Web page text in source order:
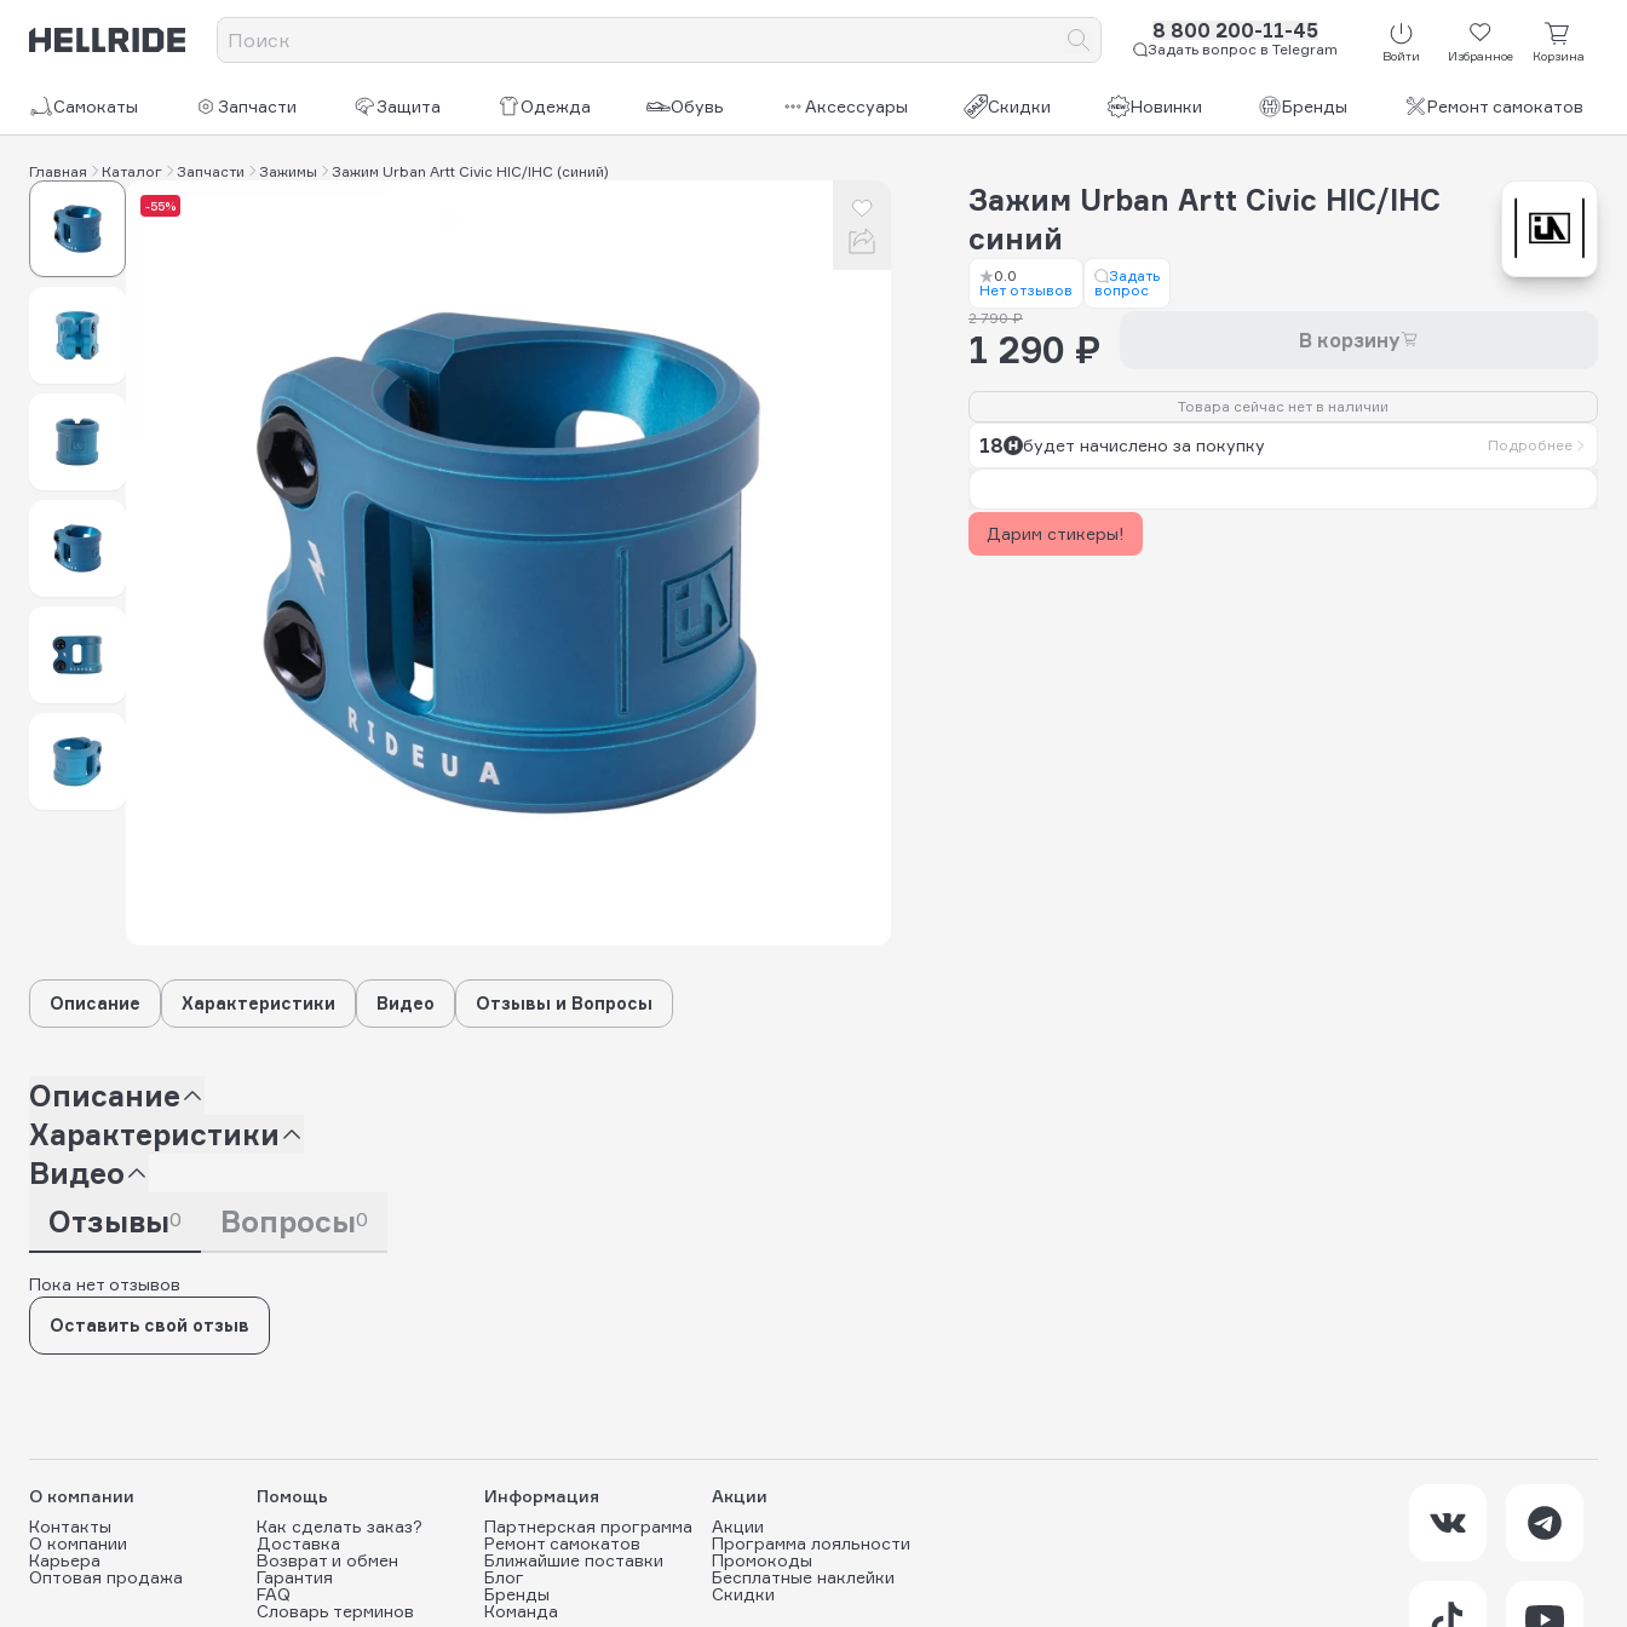
8 800 200-11-45
Задать вопрос в Telegram Войти Избранное Корзина
Самокаты Запчасти Защита Одежда Обувь Аксессуары Скидки Новинки Бренды Ремонт самокатов
Главная Каталог Запчасти Зажимы Зажим Urban Artt Civic HIC/IHC (синий)
-55%
Зажим Urban Artt Civic HIC/IHC
синий
0.0
Нет отзывов
Задать
вопрос
2 790 ₽
1 290 ₽ В корзину
Товара сейчас нет в наличии
18 будет начислено за покупку Подробнее
Дарим стикеры!
Описание Характеристики Видео Отзывы и Вопросы
Описание
Характеристики
Видео
Отзывы0 Вопросы0
Пока нет отзывов
Оставить свой отзыв
О компании
Контакты
О компании
Карьера
Оптовая продажа
Помощь
Как сделать заказ?
Доставка
Возврат и обмен
Гарантия
FAQ
Словарь терминов
Информация
Партнерская программа
Ремонт самокатов
Ближайшие поставки
Блог
Бренды
Команда
Акции
Акции
Программа лояльности
Промокоды
Бесплатные наклейки
Скидки